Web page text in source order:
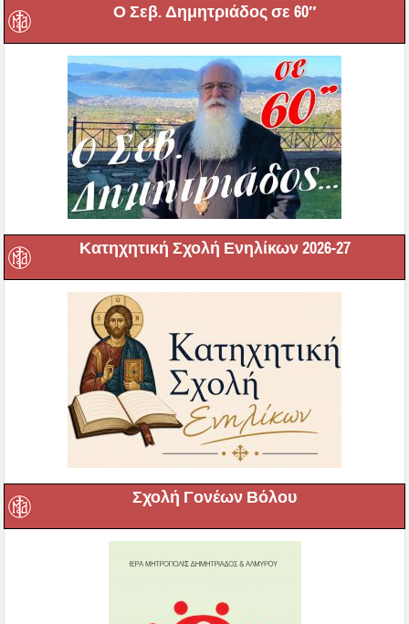
Ο Σεβ. Δημητριάδος σε 60″
Κατηχητική Σχολή Ενηλίκων 2026-27
Σχολή Γονέων Βόλου